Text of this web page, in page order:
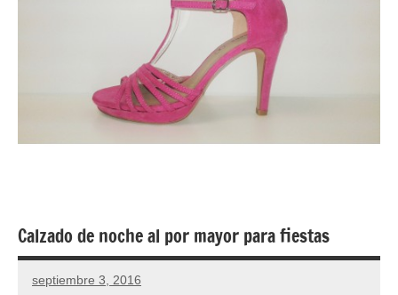
Calzado de noche al por mayor para fiestas
septiembre 3, 2016